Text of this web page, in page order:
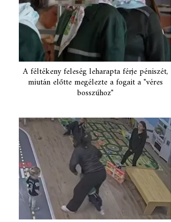
A féltékeny feleség leharapta férje péniszét,
miután előtte megélezte a fogait a "véres
bosszúhoz"